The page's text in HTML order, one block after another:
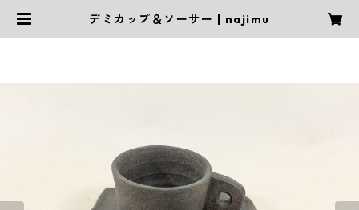
デミカップ＆ソーサー | najimu